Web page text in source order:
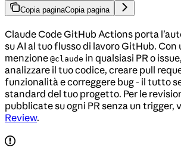
Copia paginaCopia pagina
Claude Code GitHub Actions porta
su AI al tuo flusso di lavoro GitHub. Con
menzione @claude in qualsiasi PR o
analizzare il tuo codice, creare pull
funzionalità e correggere bug - il tutto
standard del tuo progetto. Per le
pubblicate su ogni PR senza un trigger,
Review.